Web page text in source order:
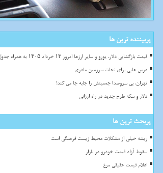
پربیننده ترین ها
قیمت بازگشایی دلار، یورو و سایر ارزها امروز ۱۳ خرداد ۱۴۰۵ به همراه جدول
درس هایی برای نجات سرزمین مادری
تهران، بی سروصدا جمعیتش را جابه جا می کند!
دلار و سکه طرح جدید در راه ارزانی
پربحث ترین ها
ریشه خیلی از مشکلات محیط زیست فرهنگی است
سقوط آزاد قیمت خودرو در بازار
اعلام قیمت حقیقی مرغ